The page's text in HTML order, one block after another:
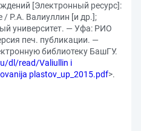
[Электронный ресурс]:
/ Р.А. Валиуллин [и др.];
университет. — Уфа: РИО
печ. публикации. —
библиотеку БашГУ.
dl/read/Valiullin i
plastov_up_2015.pdf>.